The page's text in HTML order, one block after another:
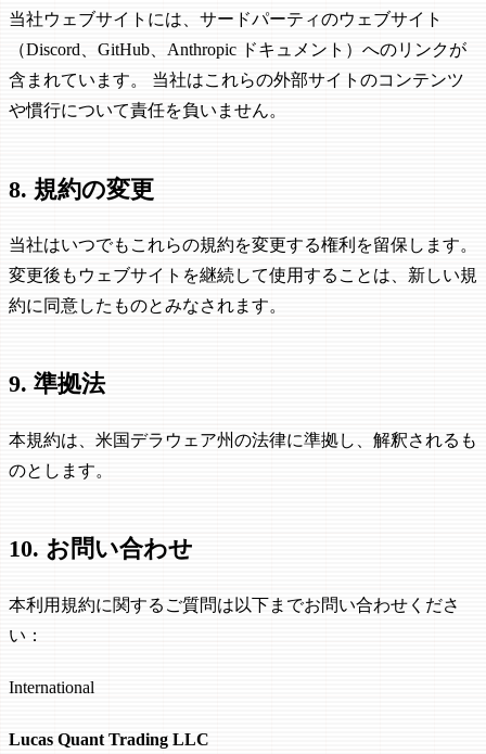
当社ウェブサイトには、サードパーティのウェブサイト
（Discord、GitHub、Anthropic ドキュメント）へのリンクが
含まれています。 当社はこれらの外部サイトのコンテンツ
や慣行について責任を負いません。
8. 規約の変更
当社はいつでもこれらの規約を変更する権利を留保します。
変更後もウェブサイトを継続して使用することは、新しい規
約に同意したものとみなされます。
9. 準拠法
本規約は、米国デラウェア州の法律に準拠し、解釈されるも
のとします。
10. お問い合わせ
本利用規約に関するご質問は以下までお問い合わせくださ
い：
International
Lucas Quant Trading LLC